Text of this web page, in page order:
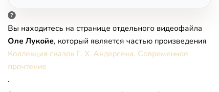
Вы находитесь на странице отдельного видеофайла
Оле Лукойе, который является частью произведения
Коллекция сказок Г. Х. Андерсена. Современное
прочтение
.